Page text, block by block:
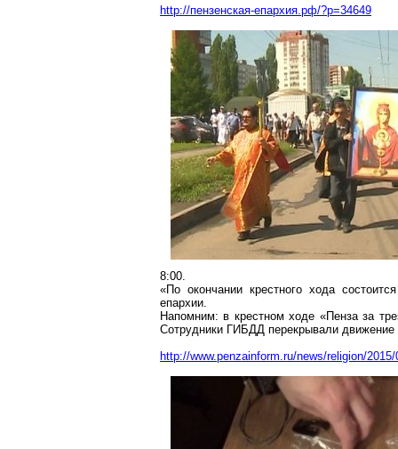
http://пензенская-епархия.рф/?p=34649
8:00.
«По окончании крестного хода
епархии.
Напомним: в крестном ходе «Пенза за
Сотрудники ГИБДД перекрывали
http://www.penzainform.ru/news/religion/